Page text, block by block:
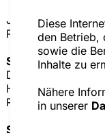
Diese
den Betrieb,
sowie die
Inhalte zu
Nähere
in unserer
Jones Day beriet
Rechtsberater in
SZA Schilling, Zutt
Dr. Martin Gross-
Huhn (alle
Rädecke
SZA Schilling, Zutt